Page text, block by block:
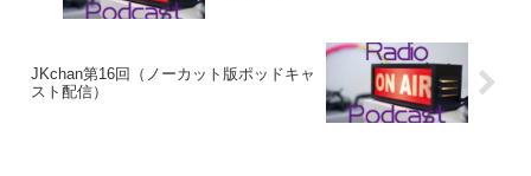
い！」と思ってしまうような話が飛び出
します。ティラノサウルスレースの話は
一体いつ出てくるやら…でも楽しい13分
JKchan第16回（ノーカット版ポッドキャ
スト配信）